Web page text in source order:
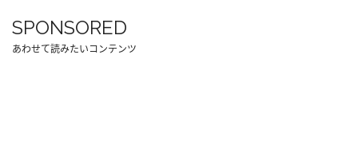
SPONSORED
あわせて読みたいコンテンツ